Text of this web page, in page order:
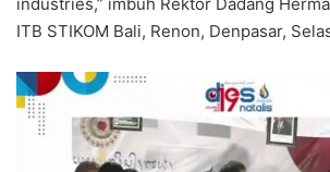
ITB STIKOM Bali, Renon, Denpasar,